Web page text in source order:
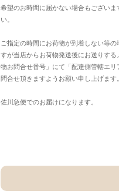
希望のお時間に届かない場合もございま
い。
ご指定の時間にお荷物が到着しない等
すが当店からお荷物発送後にお送りす
物お問合せ番号」にて「配達側管轄エリ
問合せ頂きますようお願い申し上げます。
佐川急便でのお届けになります。